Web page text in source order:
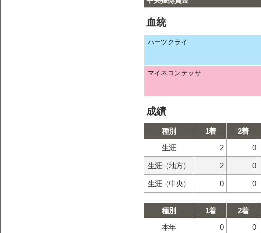
血統
ハーツクライ
マイネコンテッサ
成績
種別 1着 2着
生涯
2 0
生涯（地方） 2 0
生涯（中央） 0 0
種別 1着 2着
本年
0 0